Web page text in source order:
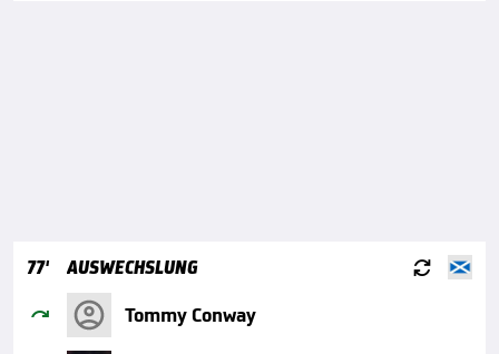
77' AUSWECHSLUNG 
 Tommy Conway